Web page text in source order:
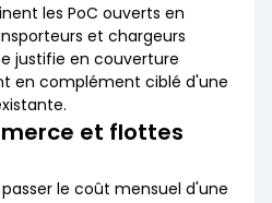
les PoC ouverts en
et chargeurs
justifie en couverture
en complément ciblé d'une
et flottes
le coût mensuel d'une